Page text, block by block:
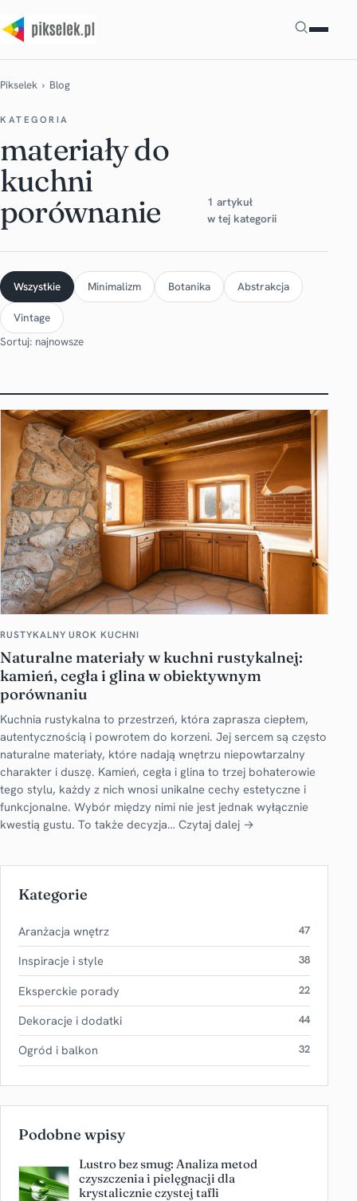
Szukaj
Pikselek › Blog
KATEGORIA
materiały do
kuchni
porównanie
1 artykuł
w tej kategorii
Wszystkie Minimalizm Botanika Abstrakcja
Vintage
Sortuj: najnowsze
RUSTYKALNY UROK KUCHNI
Naturalne materiały w kuchni rustykalnej:
kamień, cegła i glina w obiektywnym
porównaniu
Kuchnia rustykalna to przestrzeń, która zaprasza ciepłem,
autentycznością i powrotem do korzeni. Jej sercem są często
naturalne materiały, które nadają wnętrzu niepowtarzalny
charakter i duszę. Kamień, cegła i glina to trzej bohaterowie
tego stylu, każdy z nich wnosi unikalne cechy estetyczne i
funkcjonalne. Wybór między nimi nie jest jednak wyłącznie
kwestią gustu. To także decyzja… Czytaj dalej →
Kategorie
Aranżacja wnętrz 47
Inspiracje i style 38
Eksperckie porady 22
Dekoracje i dodatki 44
Ogród i balkon 32
Podobne wpisy
Lustro bez smug: Analiza metod
czyszczenia i pielęgnacji dla
krystalicznie czystej tafli